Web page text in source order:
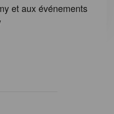
et aux événements